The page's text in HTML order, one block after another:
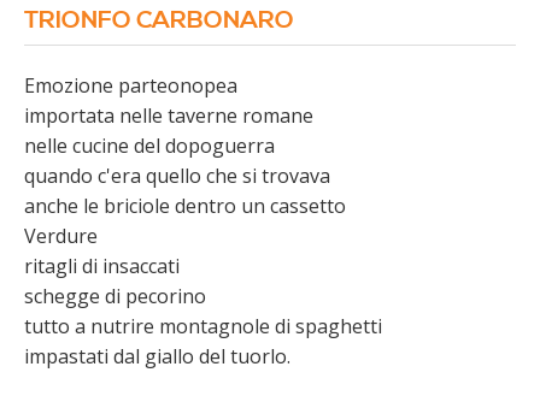
Il nostro vegan bistrot
Creative
Ultimi anni
Performance
Orto sinergico
TRIONFO CARBONARO
Emozione parteonopea
importata nelle taverne romane
nelle cucine del dopoguerra
quando c'era quello che si trovava
anche le briciole dentro un cassetto
Verdure
ritagli di insaccati
schegge di pecorino
tutto a nutrire montagnole di spaghetti
impastati dal giallo del tuorlo.